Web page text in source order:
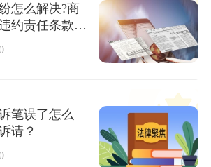
怎么解决?商
约责任条款如
笔误了怎么
请？